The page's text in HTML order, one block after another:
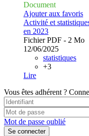
Document
Ajouter aux favoris
Activité et
en 2023
Fichier PDF - 2 Mo
12/06/2025
statistiques
+3
Lire
Vous êtes adhérent ?
Mot de passe oublié